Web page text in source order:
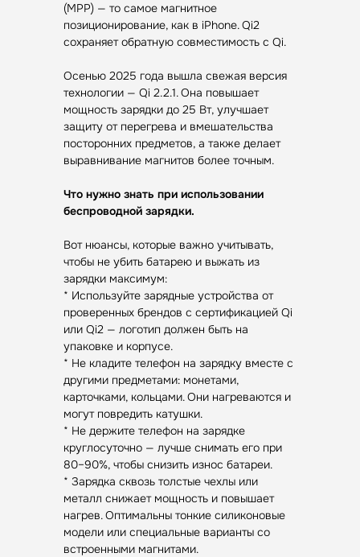
(MPP) — то самое магнитное
позиционирование, как в iPhone. Qi2
сохраняет обратную совместимость с Qi.
Осенью 2025 года вышла свежая версия
технологии — Qi 2.2.1. Она повышает
мощность зарядки до 25 Вт, улучшает
защиту от перегрева и вмешательства
посторонних предметов, а также делает
выравнивание магнитов более точным.
Что нужно знать при использовании
беспроводной зарядки.
Вот нюансы, которые важно учитывать,
чтобы не убить батарею и выжать из
зарядки максимум:
* Используйте зарядные устройства от
проверенных брендов с сертификацией Qi
или Qi2 — логотип должен быть на
упаковке и корпусе.
* Не кладите телефон на зарядку вместе с
другими предметами: монетами,
карточками, кольцами. Они нагреваются и
могут повредить катушки.
* Не держите телефон на зарядке
круглосуточно — лучше снимать его при
80–90%, чтобы снизить износ батареи.
* Зарядка сквозь толстые чехлы или
металл снижает мощность и повышает
нагрев. Оптимальны тонкие силиконовые
модели или специальные варианты со
встроенными магнитами.